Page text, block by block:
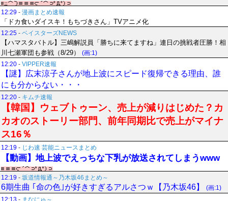
12:29 - 漫画まとめ速報
「ドカ食いダイスキ！もちづきさん」TVアニメ化
12:25 - ベイスターズNEWS
【ハマスタバトル】三嶋解説員「勝ちに来てますね」連日の挑戦者圧勝！相
川七瀬軍団も参戦（8/29）
(画:1)
12:20 - VIPPER速報
【謎】広末涼子さんが地上波にスピード復帰できる理由、誰
にも分からない・・・
12:20 - キムチ速報
【韓国】ウェブトゥーン、売上が減りはじめた？カ
カオのストーリー部門、前年同期比で売上がマイナ
ス16％
12:19 - じわ速 芸能ニュースまとめ
【動画】地上波でえっちな下乳が放送されてしまうwww
12:19 - 坂道情報通～乃木坂46まとめ～
6期生曲 ｢命の色｣が好きすぎるアルさつｗ【乃木坂46】
(画:1)
12:13 - まなにゅ～